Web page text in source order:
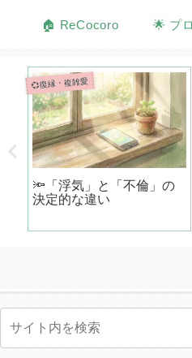
🏠 ReCocoro 🌟 プ
💞復縁・複雑愛
🔦「浮気」と「不倫」の
決定的な違い